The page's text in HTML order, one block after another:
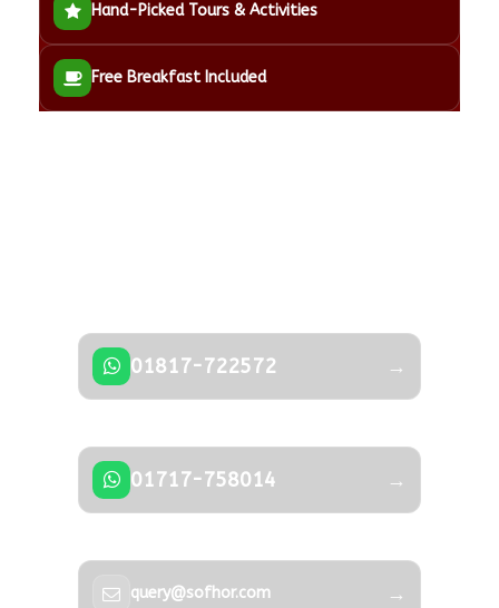
Hand-Picked Tours & Activities
Free Breakfast Included
01817-722572 →
01717-758014 →
query@sofhor.com →